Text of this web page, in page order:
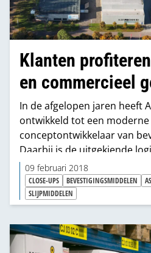
Klanten
en commercieel
In de afgelopen jaren heeft
ontwikkeld tot een
conceptontwikkelaar van
Daarbij is de uitgekiende
de belangrijkste
assortiment van ASF
bevestigingsmaterialen,
InterDynamics worden ook
diamantgereedschappen
09 februari 2018
CLOSE-UPS BEVESTIGINGSMIDDELEN
SLIJPMIDDELEN